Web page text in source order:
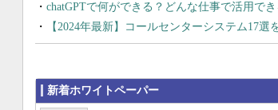
chatGPTで何ができる？どんな仕事で活用で
【2024年最新】コールセンターシステム17
新着ホワイトペーパー